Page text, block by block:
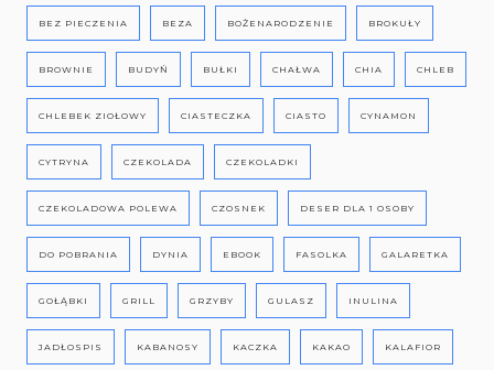
BEZ PIECZENIA BEZA BOŻENARODZENIE BROKUŁY
BROWNIE BUDYŃ BUŁKI CHAŁWA CHIA CHLEB
CHLEBEK ZIOŁOWY CIASTECZKA CIASTO CYNAMON
CYTRYNA CZEKOLADA CZEKOLADKI
CZEKOLADOWA POLEWA CZOSNEK DESER DLA 1 OSOBY
DO POBRANIA DYNIA EBOOK FASOLKA GALARETKA
GOŁĄBKI GRILL GRZYBY GULASZ INULINA
JADŁOSPIS KABANOSY KACZKA KAKAO KALAFIOR